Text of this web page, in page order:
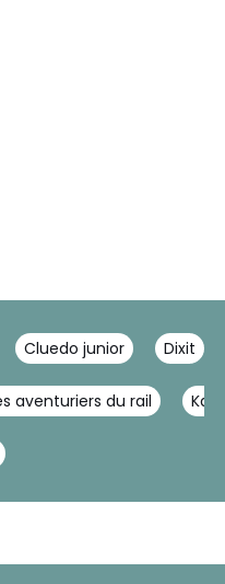
Cluedo junior Dixit
aventuriers du rail